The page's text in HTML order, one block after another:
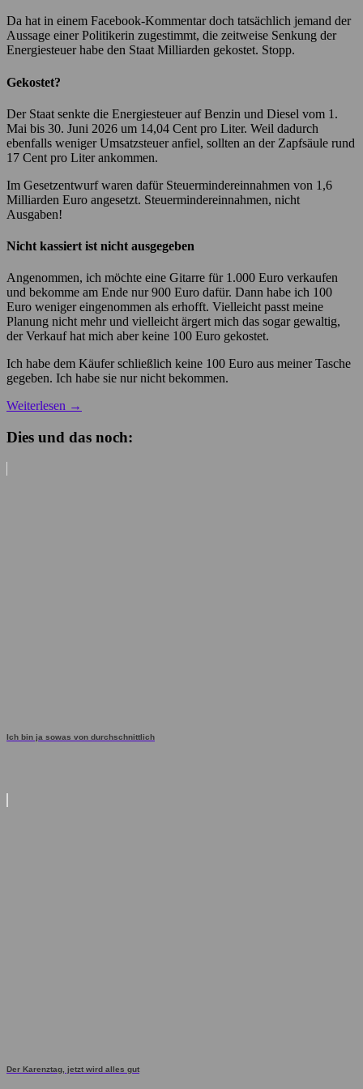
Da hat in einem Facebook-Kommentar doch tatsächlich jemand der
Aussage einer Politikerin zugestimmt, die zeitweise Senkung der
Energiesteuer habe den Staat Milliarden gekostet. Stopp.
Gekostet?
Der Staat senkte die Energiesteuer auf Benzin und Diesel vom 1.
Mai bis 30. Juni 2026 um 14,04 Cent pro Liter. Weil dadurch
ebenfalls weniger Umsatzsteuer anfiel, sollten an der Zapfsäule rund
17 Cent pro Liter ankommen.
Im Gesetzentwurf waren dafür Steuermindereinnahmen von 1,6
Milliarden Euro angesetzt. Steuermindereinnahmen, nicht
Ausgaben!
Nicht kassiert ist nicht ausgegeben
Angenommen, ich möchte eine Gitarre für 1.000 Euro verkaufen
und bekomme am Ende nur 900 Euro dafür. Dann habe ich 100
Euro weniger eingenommen als erhofft. Vielleicht passt meine
Planung nicht mehr und vielleicht ärgert mich das sogar gewaltig,
der Verkauf hat mich aber keine 100 Euro gekostet.
Ich habe dem Käufer schließlich keine 100 Euro aus meiner Tasche
gegeben. Ich habe sie nur nicht bekommen.
Weiterlesen →
Dies und das noch:
Ich bin ja sowas von durchschnittlich
Der Karenztag, jetzt wird alles gut